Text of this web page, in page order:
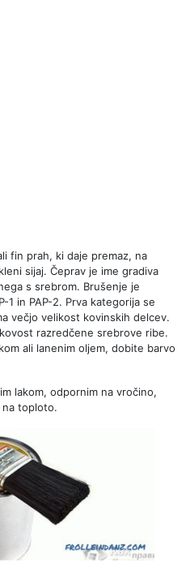
fin prah, ki daje premaz, na
sijaj. Čeprav je ime gradiva
s srebrom. Brušenje je
1 in PAP-2. Prva kategorija se
večjo velikost kovinskih delcev.
razredčene srebrove ribe.
ali lanenim oljem, dobite barvo
lakom, odpornim na vročino,
toploto.